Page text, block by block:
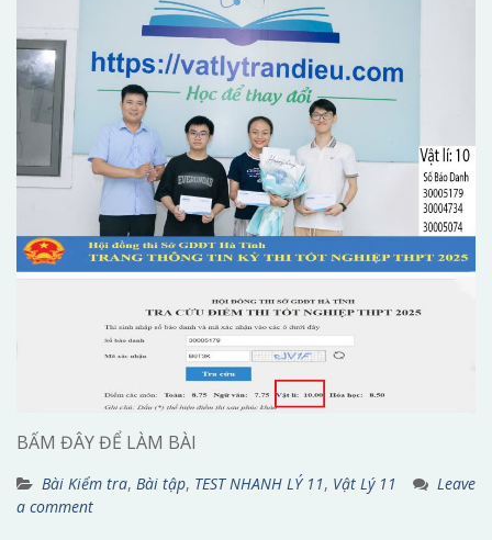
BẤM ĐÂY ĐỂ LÀM BÀI
Bài Kiểm tra, Bài tập, TEST NHANH LÝ 11, Vật Lý 11
Leave
a comment